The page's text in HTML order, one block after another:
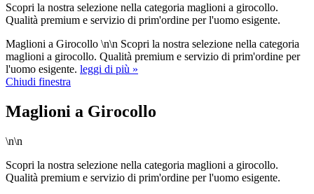
Scopri la nostra selezione nella categoria maglioni a girocollo.
Qualità premium e servizio di prim'ordine per l'uomo esigente.
Maglioni a Girocollo \n\n Scopri la nostra selezione nella categoria
maglioni a girocollo. Qualità premium e servizio di prim'ordine per
l'uomo esigente. leggi di più »
Chiudi finestra
Maglioni a Girocollo
\n\n
Scopri la nostra selezione nella categoria maglioni a girocollo.
Qualità premium e servizio di prim'ordine per l'uomo esigente.